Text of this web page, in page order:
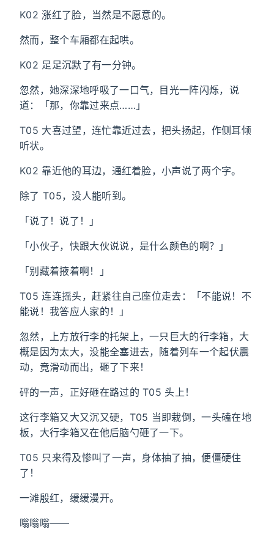
K02 涨红了脸，当然是不愿意的。
然而，整个车厢都在起哄。
K02 足足沉默了有一分钟。
忽然，她深深地呼吸了一口气，目光一阵闪烁，说
道：「那，你靠过来点……」
T05 大喜过望，连忙靠近过去，把头扬起，作侧耳倾
听状。
K02 靠近他的耳边，通红着脸，小声说了两个字。
除了 T05，没人能听到。
「说了！说了！」
「小伙子，快跟大伙说说，是什么颜色的啊？」
「别藏着掖着啊！」
T05 连连摇头，赶紧往自己座位走去：「不能说！不
能说！我答应人家的！」
忽然，上方放行李的托架上，一只巨大的行李箱，大
概是因为太大，没能全塞进去，随着列车一个起伏震
动，竟滑动而出，砸了下来！
砰的一声，正好砸在路过的 T05 头上！
这行李箱又大又沉又硬，T05 当即栽倒，一头磕在地
板，大行李箱又在他后脑勺砸了一下。
T05 只来得及惨叫了一声，身体抽了抽，便僵硬住
了！
一滩殷红，缓缓漫开。
嗡嗡嗡——